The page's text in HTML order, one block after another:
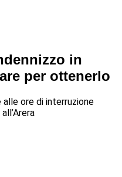
in
per ottenerlo
alle ore di interruzione